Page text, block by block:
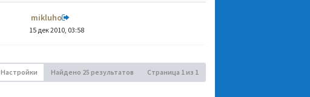
mikluho
15 дек 2010, 03:58
Настройки Найдено 25 результатов Страница 1из 1